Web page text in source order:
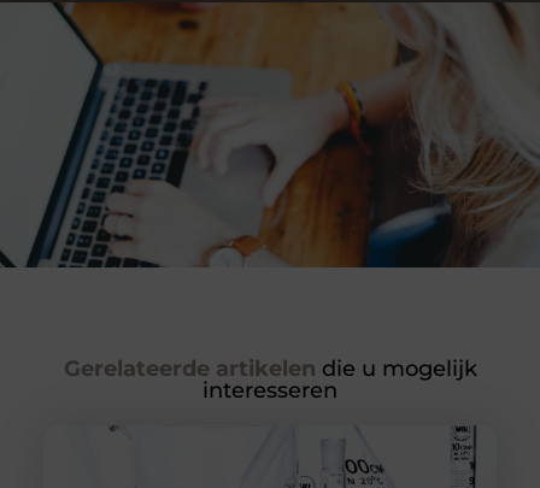
Gerelateerde artikelen die u mogelijk
interesseren